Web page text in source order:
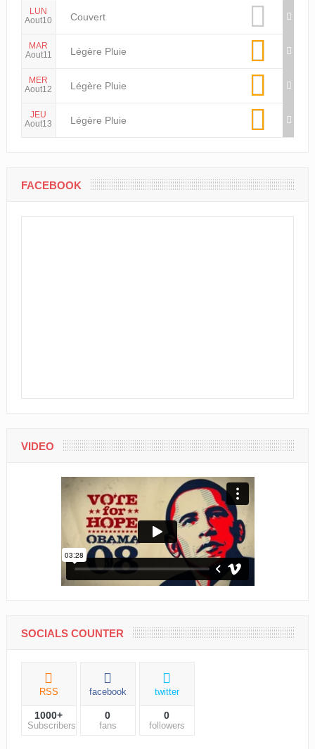
LUN
Aout10
Couvert
MAR
Aout11
Légère Pluie
MER
Aout12
Légère Pluie
JEU
Aout13
Légère Pluie
FACEBOOK
VIDEO
SOCIALS COUNTER
RSS
1000+
Subscribers
facebook
0
fans
twitter
0
followers